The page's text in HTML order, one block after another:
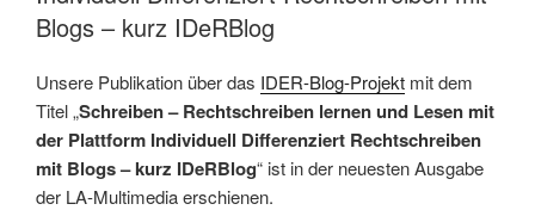
Blogs – kurz IDeRBlog
Unsere Publikation über das IDER-Blog-Projekt mit dem
Titel „Schreiben – Rechtschreiben lernen und Lesen mit
der Plattform Individuell Differenziert Rechtschreiben
mit Blogs – kurz IDeRBlog“ ist in der neuesten Ausgabe
der LA-Multimedia erschienen.